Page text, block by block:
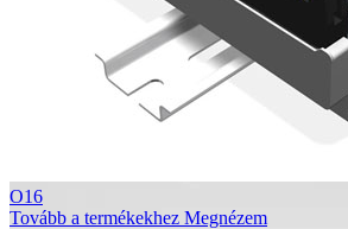
O16
Tovább a termékekhez Megnézem